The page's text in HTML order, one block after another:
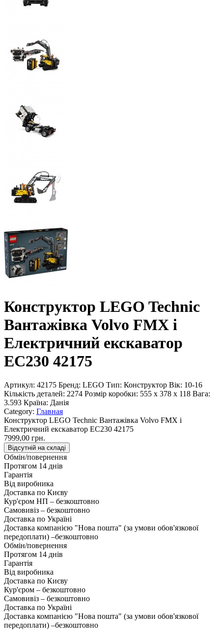
Конструктор LEGO Technic
Вантажівка Volvo FMX і
Електричний екскаватор
EC230 42175
Артикул: 42175 Бренд: LEGO Тип: Конструктор Вік: 10-16
Кількість деталей: 2274 Розмір коробки: 555 x 378 x 118 Вага:
3.593 Країна: Данія
Category: Главная
Конструктор LEGO Technic Вантажівка Volvo FMX і
Електричний екскаватор EC230 42175
7999,00 грн.
Відсутній на складі
Обмін/повернення
Протягом 14 днів
Гарантія
Від виробника
Доставка по Києву
Кур'єром НП – безкоштовно
Самовивіз – безкоштовно
Доставка по Україні
Доставка компанією "Нова пошта" (за умови обов'язкової
передоплати) –безкоштовно
Обмін/повернення
Протягом 14 днів
Гарантія
Від виробника
Доставка по Києву
Кур'єром – безкоштовно
Самовивіз – безкоштовно
Доставка по Україні
Доставка компанією "Нова пошта" (за умови обов'язкової
передоплати) –безкоштовно